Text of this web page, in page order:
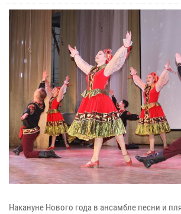
Накануне Нового года в ансамбле песни и